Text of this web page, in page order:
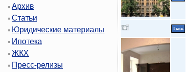
Архив
Статьи
Юридические материалы
Ипотека
ЖКХ
Пресс-релизы
4 ккв.